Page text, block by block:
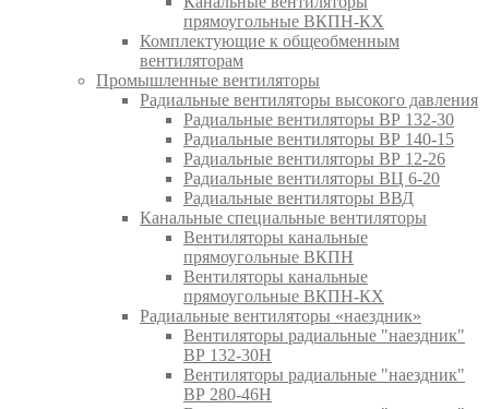
прямоугольные ВКПН-КХ
Комплектующие к общеобменным
вентиляторам
Промышленные вентиляторы
Радиальные вентиляторы высокого давления
Радиальные вентиляторы ВР 132-30
Радиальные вентиляторы ВР 140-15
Радиальные вентиляторы ВР 12-26
Радиальные вентиляторы ВЦ 6-20
Радиальные вентиляторы ВВД
Канальные специальные вентиляторы
Вентиляторы канальные
прямоугольные ВКПН
Вентиляторы канальные
прямоугольные ВКПН-КХ
Радиальные вентиляторы «наездник»
Вентиляторы радиальные "наездник"
ВР 132-30Н
Вентиляторы радиальные "наездник"
ВР 280-46Н